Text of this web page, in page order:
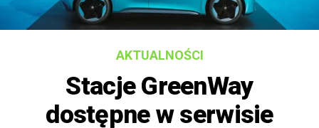
AKTUALNOŚCI
Stacje GreenWay
dostępne w serwisie